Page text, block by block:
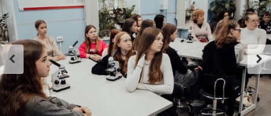
образовательной
организации
ENG SPN CHI